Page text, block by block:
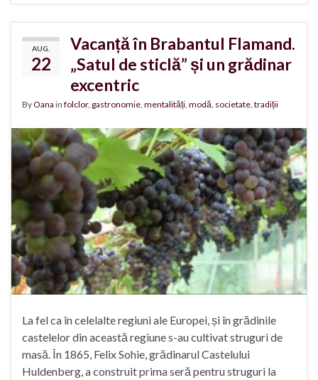
AUG.
22
Vacanță în Brabantul Flamand.
„Satul de sticlă” și un grădinar
excentric
ByOana in folclor, gastronomie, mentalități, modă, societate, tradiții
La fel ca în celelalte regiuni ale Europei, și în grădinile
castelelor din această regiune s-au cultivat struguri de
masă. În 1865, Felix Sohie, grădinarul Castelului
Huldenberg, a construit prima seră pentru struguri la